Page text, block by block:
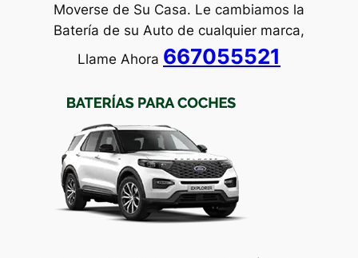
Moverse de Su Casa. Le cambiamos la
Batería de su Auto de cualquier marca,
Llame Ahora 667055521